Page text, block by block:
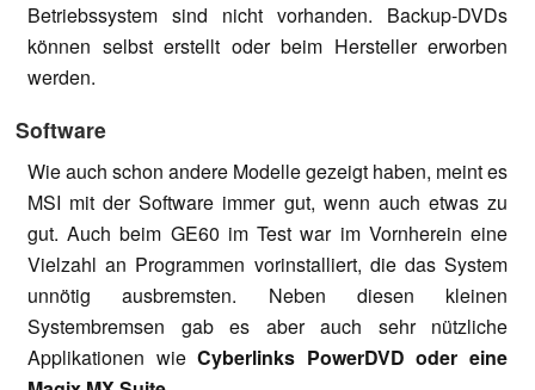
Betriebssystem sind nicht vorhanden. Backup-DVDs
können selbst erstellt oder beim Hersteller erworben
werden.
Software
Wie auch schon andere Modelle gezeigt haben, meint es
MSI mit der Software immer gut, wenn auch etwas zu
gut. Auch beim GE60 im Test war im Vornherein eine
Vielzahl an Programmen vorinstalliert, die das System
unnötig ausbremsten. Neben diesen kleinen
Systembremsen gab es aber auch sehr nützliche
Applikationen wieCyberlinks PowerDVD oder eine